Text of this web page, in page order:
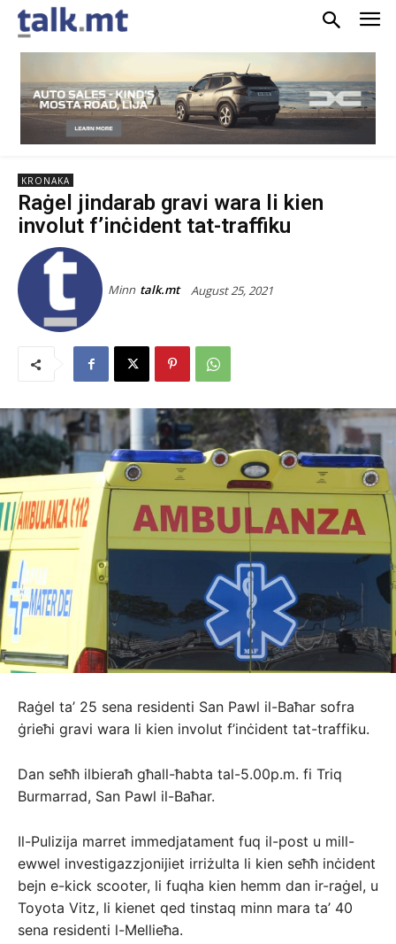
KRONAKA
Raġel jindarab gravi wara li kien
involut f’inċident tat-traffiku
Minn talk.mt August 25, 2021
Raġel ta’ 25 sena residenti San Pawl il-Baħar sofra
ġrieħi gravi wara li kien involut f’inċident tat-traffiku.
Dan seħħ ilbieraħ għall-ħabta tal-5.00p.m. fi Triq
Burmarrad, San Pawl il-Baħar.
Il-Pulizija marret immedjatament fuq il-post u mill-
ewwel investigazzjonijiet irriżulta li kien seħħ inċident
bejn e-kick scooter, li fuqha kien hemm dan ir-raġel, u
Toyota Vitz, li kienet qed tinstaq minn mara ta’ 40
sena residenti l-Mellieħa.